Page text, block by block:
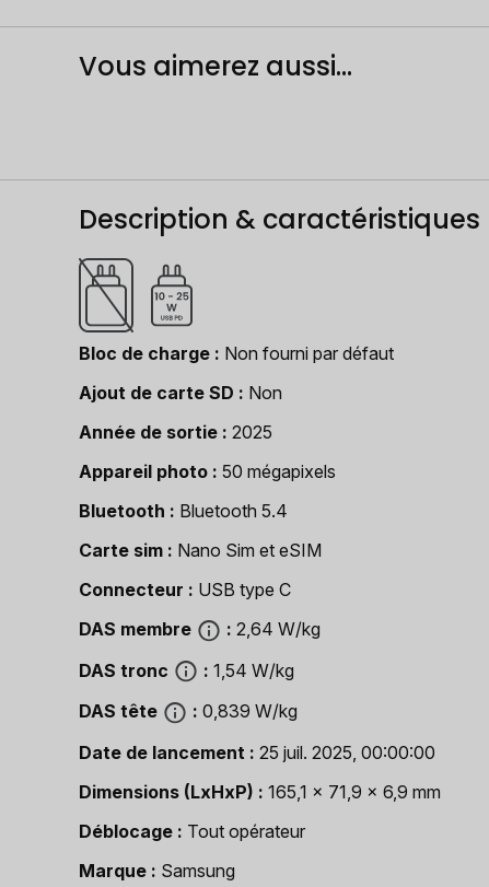
Vous aimerez aussi...
Description & caractéristiques
Bloc de charge
Non fourni par défaut
Ajout de carte SD
Non
Année de sortie
2025
Appareil photo
50 mégapixels
Bluetooth
Bluetooth 5.4
Carte sim
Nano Sim et eSIM
Connecteur
USB type C
DAS membre
2,64 W/kg
DAS tronc
1,54 W/kg
DAS tête
0,839 W/kg
Date de lancement
25 juil. 2025, 00:00:00
Dimensions (LxHxP)
165,1 x 71,9 x 6,9 mm
Déblocage
Tout opérateur
Marque
Samsung